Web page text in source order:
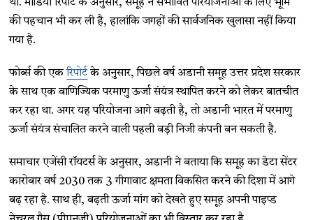
थी. मीडिया रिपोर्ट के अनुसार, समूह ने संभावित परियोजनाओं के लिए भूमि
की पहचान भी कर ली है, हालांकि जगहों की सार्वजनिक खुलासा नहीं किया
गया है.
फोर्ब्स की एकरिपोर्टके अनुसार, पिछले वर्ष अडानी समूह उत्तर प्रदेश सरकार
के साथ एक वाणिज्यिक परमाणु ऊर्जा संयंत्र स्थापित करने को लेकर बातचीत
कर रहा था. अगर यह परियोजना आगे बढ़ती है, तो अडानी भारत में परमाणु
ऊर्जा संयंत्र संचालित करने वाली पहली बड़ी निजी कंपनी बन सकती है.
समाचार एजेंसी रॉयटर्स के अनुसार, अडानी ने बताया कि समूह का डेटा सेंटर
कारोबार वर्ष 2030 तक 3 गीगावाट क्षमता विकसित करने की दिशा में आगे
बढ़ रहा है. साथ ही, बढ़ती ऊर्जा मांग को देखते हुए समूह अपनी पाइप्ड